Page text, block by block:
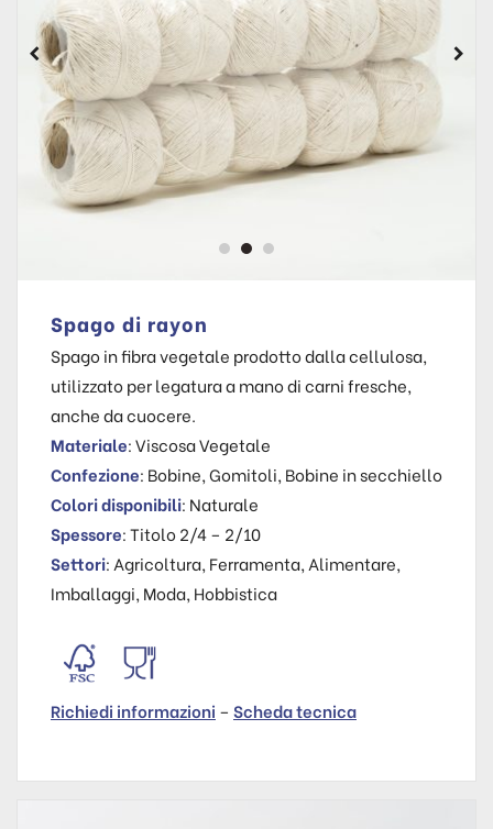
Spago di rayon
Spago in fibra vegetale prodotto dalla cellulosa,
utilizzato per legatura a mano di carni fresche,
anche da cuocere.
Materiale: Viscosa Vegetale
Confezione: Bobine, Gomitoli, Bobine in secchiello
Colori disponibili: Naturale
Spessore: Titolo 2/4 – 2/10
Settori: Agricoltura, Ferramenta, Alimentare,
Imballaggi, Moda, Hobbistica
Richiedi informazioni – Scheda tecnica